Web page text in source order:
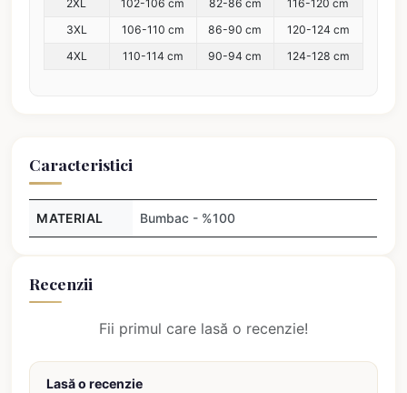
2XL 102-106 cm 82-86 cm
116-120 cm
3XL
106-110 cm 86-90 cm
120-124 cm
4XL
110-114 cm 90-94 cm 124-128 cm
Caracteristici
MATERIAL Bumbac - %100
Recenzii
Fii primul care lasă o recenzie!
Lasă o recenzie